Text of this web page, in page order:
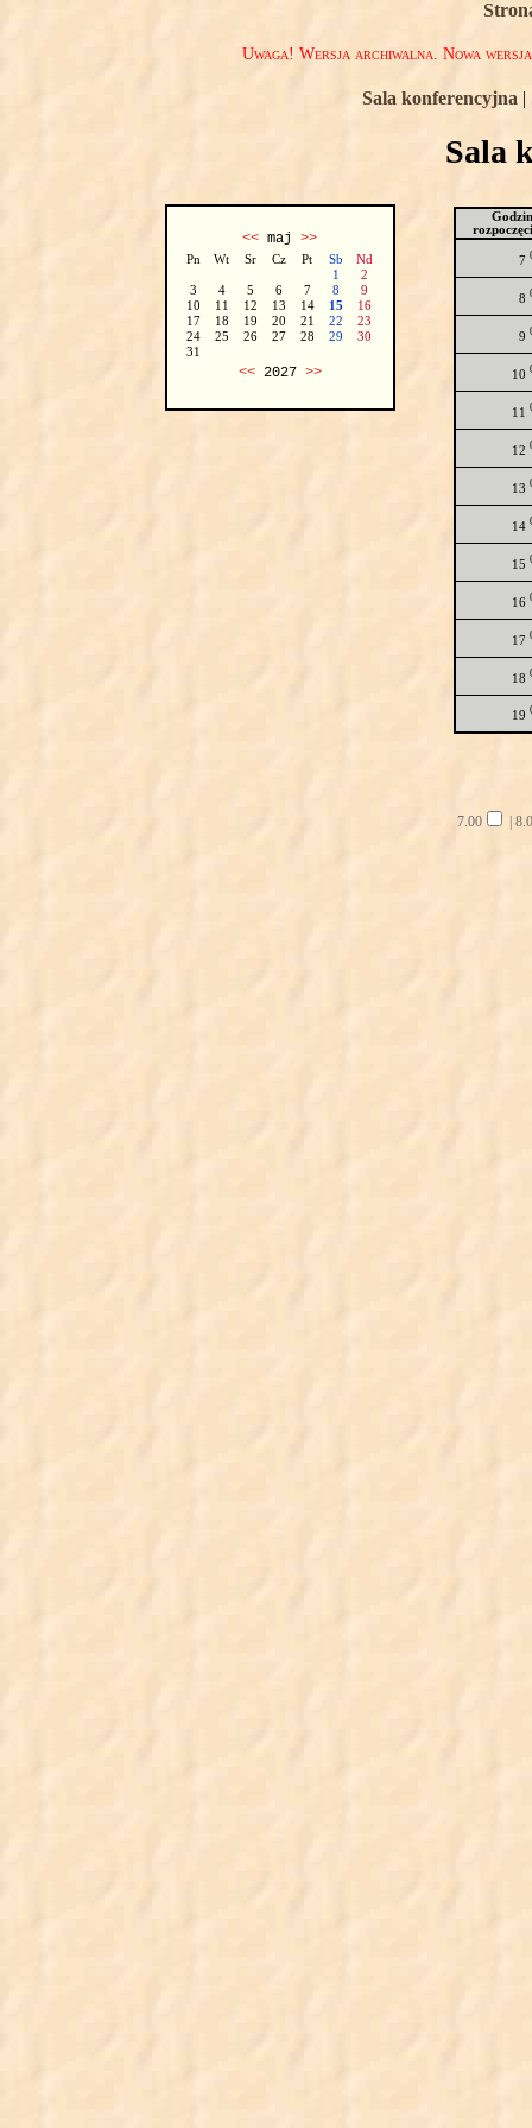
Uwaga! Wersja archiwalna. Nowa
Sala konferencyjna |
Sala
<< maj >>
Pn Wt Sr Cz Pt Sb
Nd
1
2
3
4 5 6 7 8
9
10
11 12 13 14 15
16
17
18 19 20 21 22
23
24
25 26 27 28 29
30
31
<<2027 >>
7
8
9
10
11
12
13
14
15
16
17
18
19
7.00